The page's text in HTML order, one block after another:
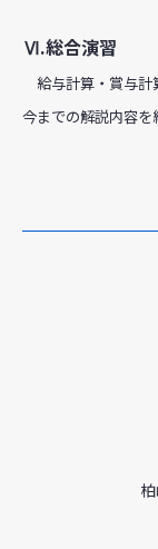
Ⅵ.総合演習
給与計算・賞与計
今までの解説内容を